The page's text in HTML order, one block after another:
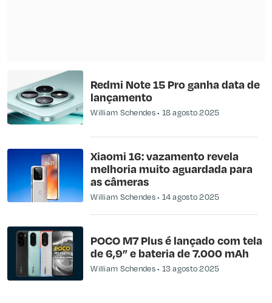
Redmi Note 15 Pro ganha data de
lançamento
William Schendes 18 agosto 2025
Xiaomi 16: vazamento revela
melhoria muito aguardada para
as câmeras
William Schendes 14 agosto 2025
POCO M7 Plus é lançado com tela
de 6,9” e bateria de 7.000 mAh
William Schendes 13 agosto 2025